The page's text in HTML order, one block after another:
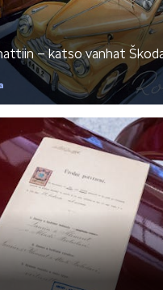
KAMIQ
– katso vanhat